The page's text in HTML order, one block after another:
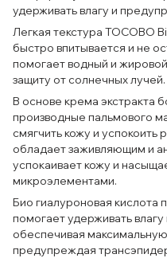
удерживать влагу и
Легкая текстура TOCOBO
быстро впитывается и не
помогает водный и
защиту от солнечных лучей.
В основе крема экстракта
производные пальмового
смягчить кожу и
обладает заживляющим и
успокаивает кожу и
микроэлементами.
Био гиалуроновая кислота
помогает удерживать
обеспечивая
предупреждая